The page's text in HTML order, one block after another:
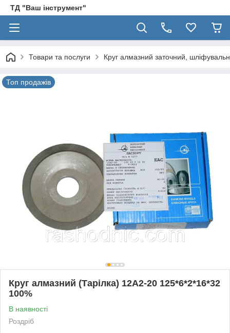
ТД "Ваш інструмент"
Товари та послуги Круг алмазний заточний,
Топ продажів
Круг алмазний (Тарілка) 12А2-20 125*6*2*16*32
100%
В наявності
Роздріб